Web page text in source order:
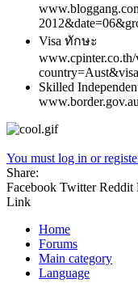
Visa ทักษะ
www.cpinter.co.th/
Skilled
You must log in or
Share:
Facebook Twitter Reddit
Link
Home
Forums
Main category
Language